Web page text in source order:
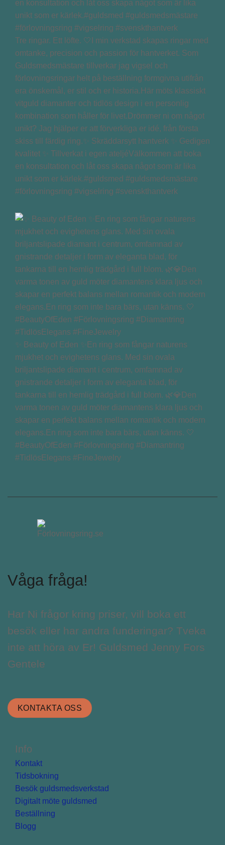
Tre ringar. Ett löfte. 🤍I min verkstad skapas ringar med
omtanke, precision och passion för hantverket. Som
Guldsmedsmästare tillverkar jag vigsel och
förlovningsringar helt på beställning formgivna utifrån
era önskemål, er stil och er historia.Här möts klassiskt
vitguld diamanter och tidlös design i en personlig
kombination som håller för livet.Drömmer ni om något
unikt? Jag hjälper er att förverkliga er idé, från första
skiss till färdig ring.✨ Skräddarsytt hantverk ✨ Gedigen
kvalitet ✨ Tillverkat i egen ateljéVälkommen att boka
en konsultation och låt oss skapa något som är lika
unikt som er kärlek.#guldsmed #guldsmedsmästare
#förlovningsring #vigselring #svenskthantverk
✨ Beauty of Eden ✨En ring som fångar naturens
mjukhet och evighetens glans. Med sin ovala
briljantslipade diamant i centrum, omfamnad av
gnistrande detaljer i form av eleganta blad, för
tankarna till en hemlig trädgård i full blom. 🌿💎Den
varma tonen av guld möter diamantens klara ljus och
skapar en perfekt balans mellan romantik och modern
elegans.En ring som inte bara bärs, utan känns. 🤍
#BeautyOfEden #Förlovningsring #Diamantring
#TidlösElegans #FineJewelry
Våga fråga!
Har Ni frågor kring priser, vill boka ett
besök eller har andra funderingar? Tveka
inte att höra av Er! Guldsmed Jenny Fors
Gentele
KONTAKTA OSS
Info
Kontakt
Tidsbokning
Besök guldsmedsverkstad
Digitalt möte guldsmed
Beställning
Blogg